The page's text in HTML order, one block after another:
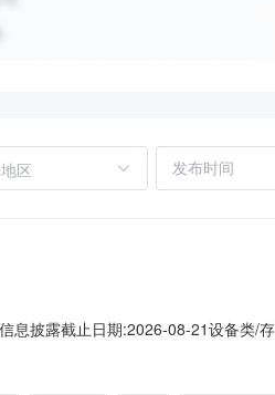
区
息披露截止日期:2026-08-21设备类/